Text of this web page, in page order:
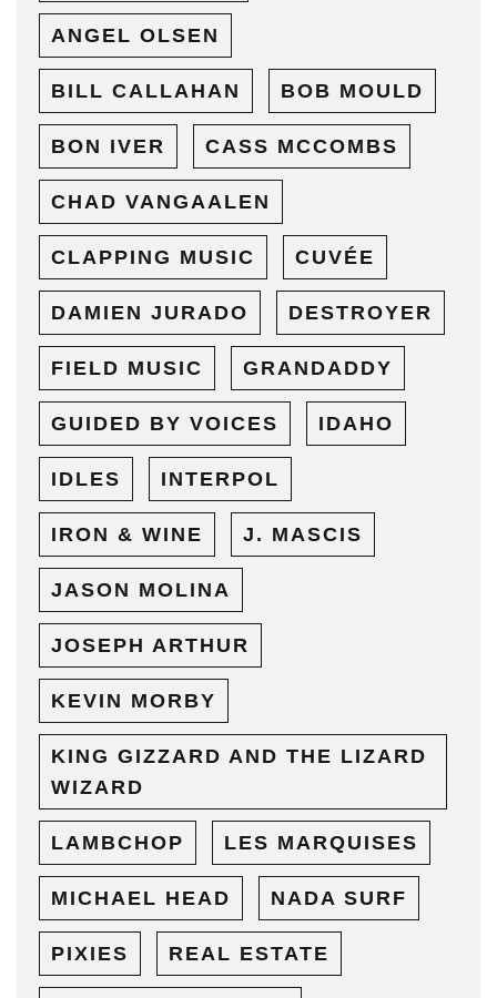
ANGEL OLSEN
BILL CALLAHAN BOB MOULD
BON IVER CASS MCCOMBS
CHAD VANGAALEN
CLAPPING MUSIC CUVÉE
DAMIEN JURADO DESTROYER
FIELD MUSIC GRANDADDY
GUIDED BY VOICES IDAHO
IDLES INTERPOL
IRON & WINE J. MASCIS
JASON MOLINA
JOSEPH ARTHUR
KEVIN MORBY
KING GIZZARD AND THE LIZARD
WIZARD
LAMBCHOP LES MARQUISES
MICHAEL HEAD NADA SURF
PIXIES REAL ESTATE